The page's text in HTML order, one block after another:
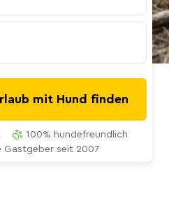
mit Hund finden
100% hundefreundlich
Gastgeber seit 2007